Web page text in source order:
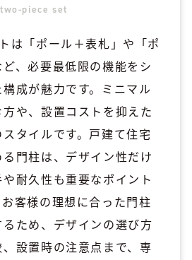
two-piece set
は「ポール＋表札」や「ポ
、必要最低限の機能をシ
成が魅力です。ミニマル
や、設置コストを抑えた
タイルです。戸建て住宅
門柱は、デザイン性だけ
耐久性も重要なポイント
客様の理想に合った門柱
ため、デザインの選び方
設置時の注意点まで、専